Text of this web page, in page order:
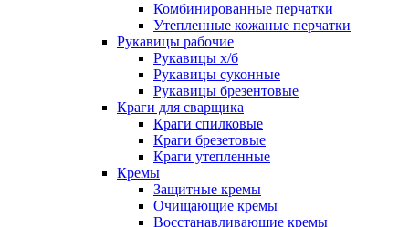
Комбинированные перчатки
Утепленные кожаные перчатки
Рукавицы рабочие
Рукавицы х/б
Рукавицы суконные
Рукавицы брезентовые
Краги для сварщика
Краги спилковые
Краги брезетовые
Краги утепленные
Кремы
Защитные кремы
Очищающие кремы
Восстанавливающие кремы